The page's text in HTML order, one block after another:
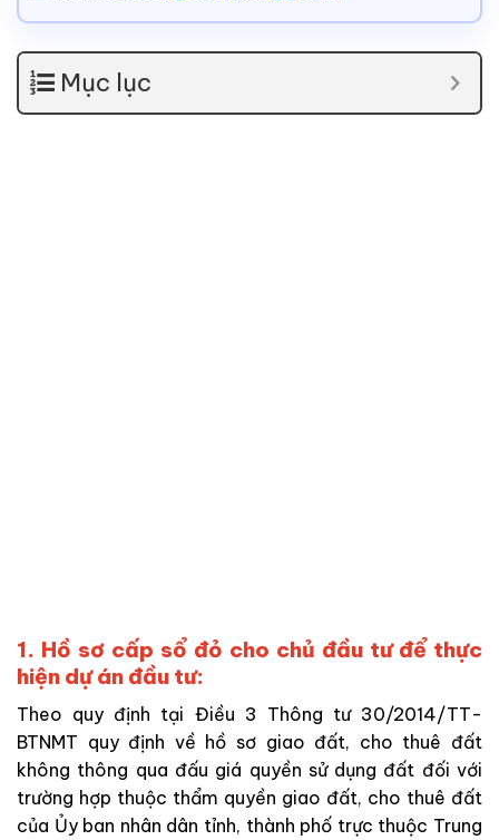
Mục lục
1. Hồ sơ cấp sổ đỏ cho chủ đầu tư để thực
hiện dự án đầu tư:
Theo quy định tại Điều 3 Thông tư 30/2014/TT-
BTNMT quy định về hồ sơ giao đất, cho thuê đất
không thông qua đấu giá quyền sử dụng đất đối với
trường hợp thuộc thẩm quyền giao đất, cho thuê đất
của Ủy ban nhân dân tỉnh, thành phố trực thuộc Trung